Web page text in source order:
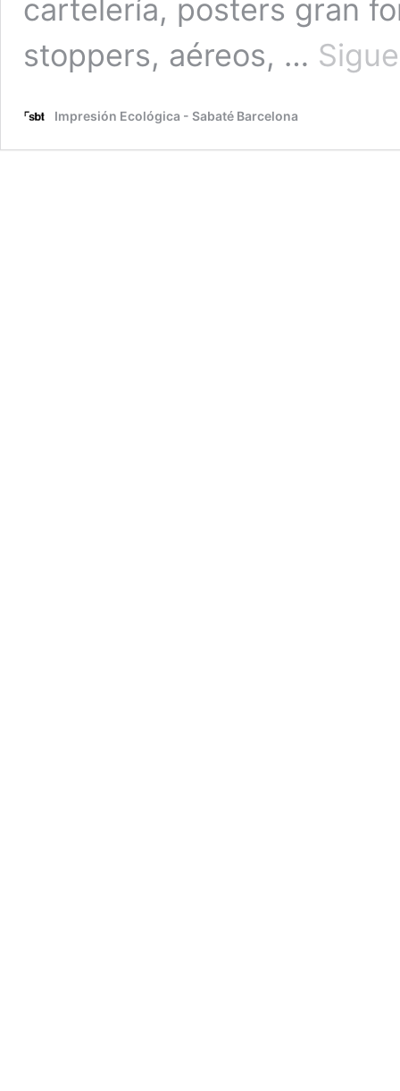
cartelería, posters gran
stoppers, aéreos, …
Impresión Ecológica - Sabaté Barcelona